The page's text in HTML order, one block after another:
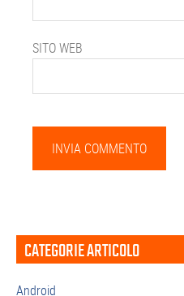
SITO WEB
Barra
laterale
primaria
CATEGORIE ARTICOLO
Android